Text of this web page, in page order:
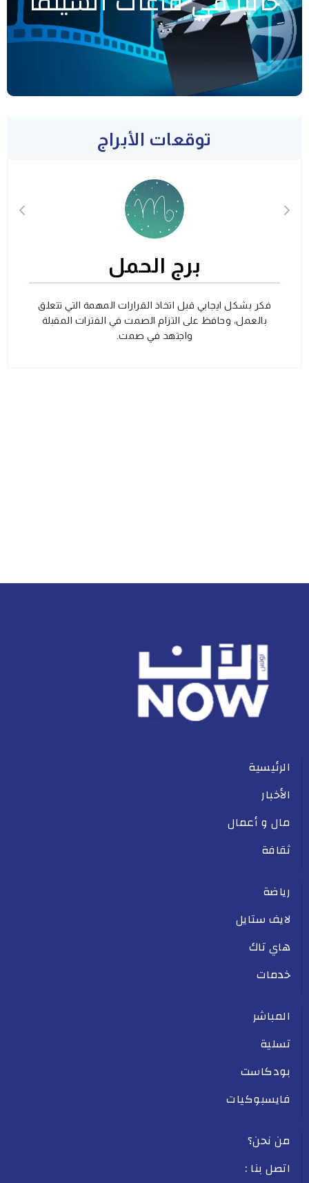
توقعات الأبراج
برج الحمل
فكر بشكل ايجابي قبل اتخاذ القرارات المهمة التي تتعلق
بالعمل، وحافظ على التزام الصمت في الفترات المقبلة
واجتهد في صمت.
الرئيسية
الأخبار
مال و أعمال
ثقافة
رياضة
لايف ستايل
هاي تاك
خدمات
المباشر
تسلية
بودكاست
فايسبوكيات
من نحن؟
اتصل بنا :